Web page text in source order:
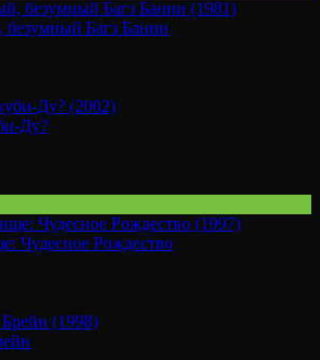
Багз Банни
Ду?
Чудесное Рождество